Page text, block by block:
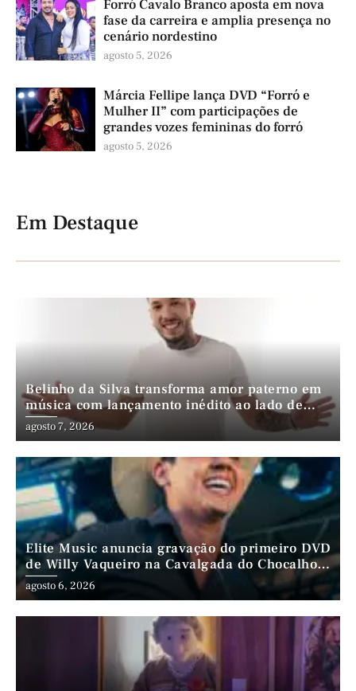
Forró Cavalo Branco aposta em nova
fase da carreira e amplia presença no
cenário nordestino
agosto 5, 2026
Márcia Fellipe lança DVD “Forró e
Mulher II” com participações de
grandes vozes femininas do forró
agosto 5, 2026
Em Destaque
Belinho da Silva transforma amor paterno em
música com lançamento inédito ao lado de
André da Mata e Mateus Farias
agosto 7, 2026
Elite Music anuncia gravação do primeiro DVD
de Willy Vaqueiro na Cavalgada do Chocalho
(PE)
agosto 6, 2026